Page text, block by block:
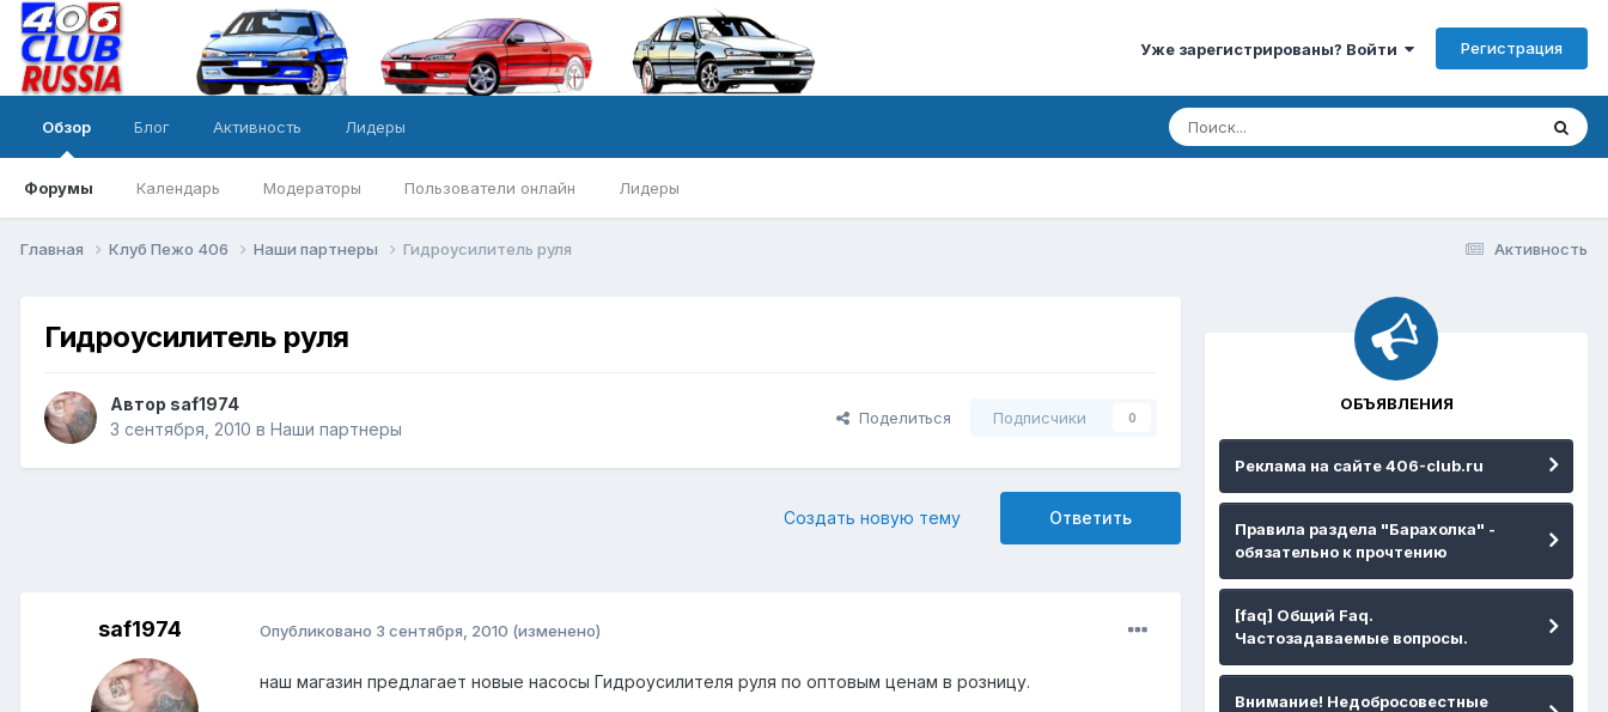
Уже зарегистрированы? Войти Регистрация
Обзор
Форумы Календарь Модераторы Пользователи онлайн Лидеры
Блог Активность Лидеры
Активность
Главная Клуб Пежо 406 Наши партнеры Гидроусилитель руля
Гидроусилитель руля
Автор saf1974
3 сентября, 2010 в Наши партнеры
Поделиться Подписчики 0
Ответить
Создать новую тему
saf1974 Опубликовано 3 сентября, 2010 (изменено)
наш магазин предлагает новые насосы Гидроусилителя руля по оптовым ценам в розницу.
ОБЪЯВЛЕНИЯ
Реклама на сайте 406-club.ru
Правила раздела "Барахолка" -
обязательно к прочтению
[faq] Общий Faq.
Частозадаваемые вопросы.
Внимание! Недобросовестные